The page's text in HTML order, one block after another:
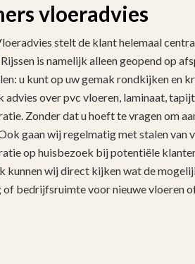
vloeradvies
stelt de klant helemaal
Rijssen is namelijk alleen geopend op
u kunt op uw gemak rondkijken en
advies over pvc vloeren, laminaat,
Zonder dat u hoeft te vragen om
gaan wij regelmatig met stalen van
op huisbezoek bij potentiële
kunnen wij direct kijken wat de
of bedrijfsruimte voor nieuwe vloeren